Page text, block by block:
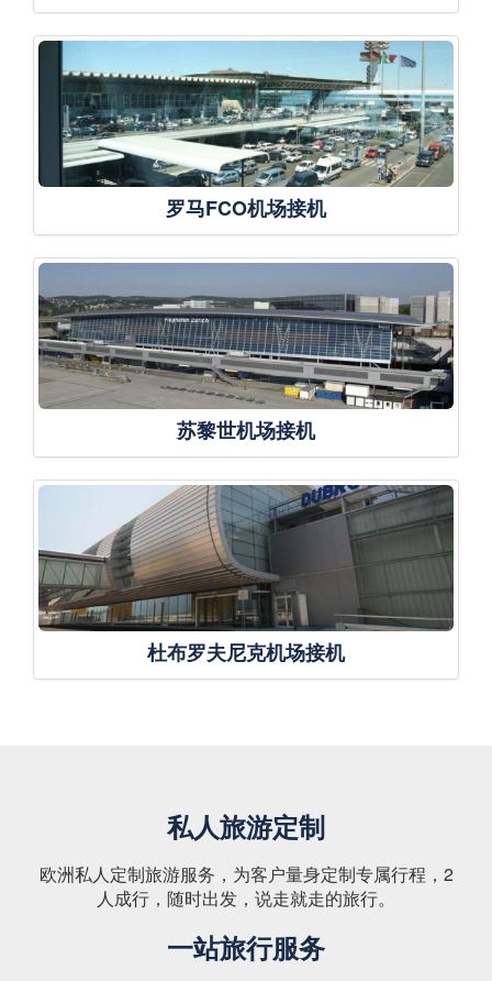
罗马FCO机场接机
苏黎世机场接机
杜布罗夫尼克机场接机
私人旅游定制
欧洲私人定制旅游服务，为客户量身定制专属行程，2
人成行，随时出发，说走就走的旅行。
一站旅行服务